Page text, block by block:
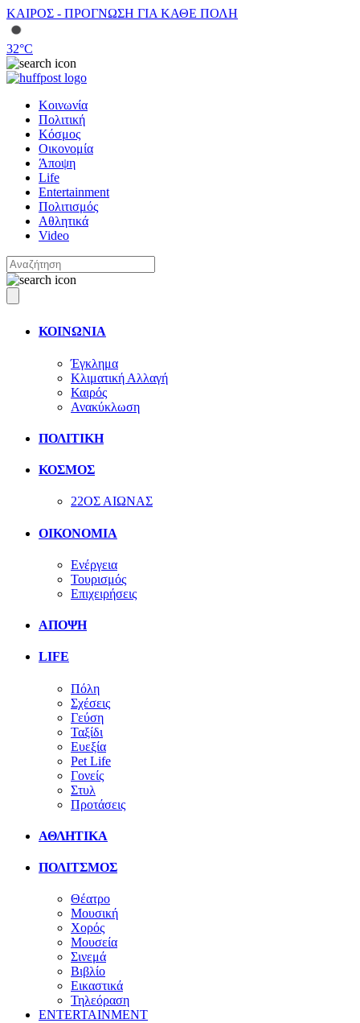
ΚΑΙΡΟΣ - ΠΡΟΓΝΩΣΗ ΓΙΑ ΚΑΘΕ ΠΟΛΗ
32°C
Κοινωνία
Πολιτική
Κόσμος
Οικονομία
Άποψη
Life
Entertainment
Πολιτισμός
Αθλητικά
Video
ΚΟΙΝΩΝΙΑ
Έγκλημα
Κλιματική Αλλαγή
Καιρός
Ανακύκλωση
ΠΟΛΙΤΙΚΗ
ΚΟΣΜΟΣ
22ΟΣ ΑΙΩΝΑΣ
ΟΙΚΟΝΟΜΙΑ
Ενέργεια
Τουρισμός
Επιχειρήσεις
ΑΠΟΨΗ
LIFE
Πόλη
Σχέσεις
Γεύση
Ταξίδι
Ευεξία
Pet Life
Γονείς
Στυλ
Προτάσεις
ΑΘΛΗΤΙΚΑ
ΠΟΛΙΤΣΜΟΣ
Θέατρο
Μουσική
Χορός
Μουσεία
Σινεμά
Βιβλίο
Εικαστικά
Τηλεόραση
ENTERTAINMENT